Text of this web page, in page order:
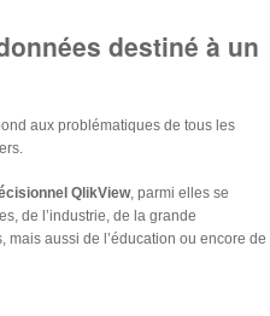
destiné à un
aux problématiques de tous les
QlikView, parmi elles se
de l’industrie, de la grande
mais aussi de l’éducation ou encore de